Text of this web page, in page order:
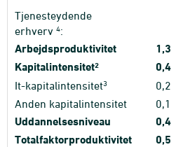
Tjenesteydende
erhverv 4:
Arbejdsproduktivitet 1,3
Kapitalintensitet2 0,4
It-kapitalintensitet3 0,2
Anden kapitalintensitet
0,1
Uddannelsesniveau 0,4
Totalfaktorproduktivitet
0,5